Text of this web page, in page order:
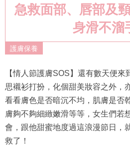
急救面部、唇部及
身滑不溜
護膚保養
【情人節護膚SOS】還有數天便來
思襯衫打扮，化個甜美妝容之外，
看看膚色是否暗沉不均，肌膚是否
膚夠不夠細緻嫩滑等等，女生們若
會，跟他甜蜜地度過這浪漫節日，
救了！